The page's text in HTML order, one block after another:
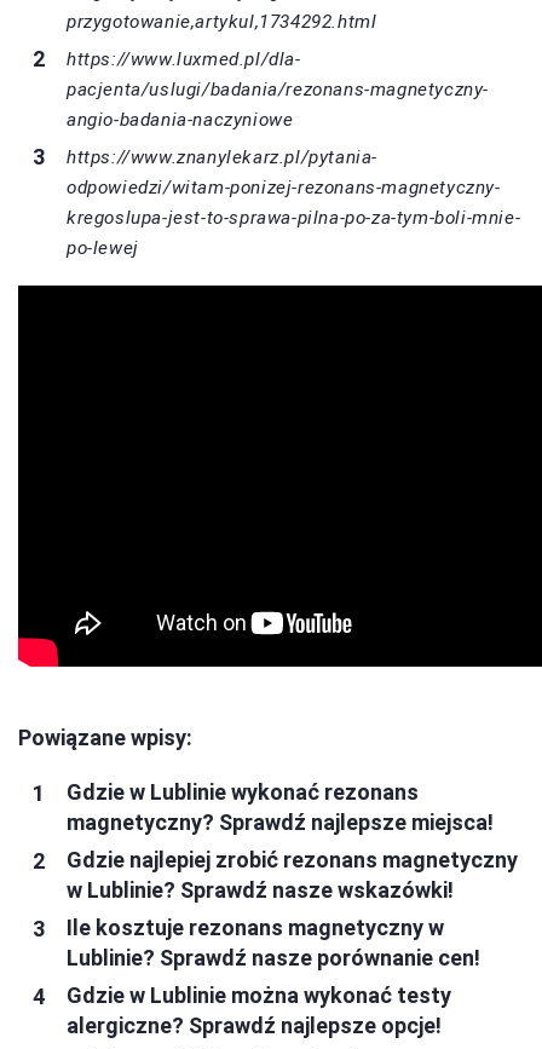
przygotowanie,artykul,1734292.html
https://www.luxmed.pl/dla-
pacjenta/uslugi/badania/rezonans-magnetyczny-
angio-badania-naczyniowe
https://www.znanylekarz.pl/pytania-
odpowiedzi/witam-ponizej-rezonans-magnetyczny-
kregoslupa-jest-to-sprawa-pilna-po-za-tym-boli-mnie-
po-lewej
Powiązane wpisy:
Gdzie w Lublinie wykonać rezonans
magnetyczny? Sprawdź najlepsze miejsca!
Gdzie najlepiej zrobić rezonans magnetyczny
w Lublinie? Sprawdź nasze wskazówki!
Ile kosztuje rezonans magnetyczny w
Lublinie? Sprawdź nasze porównanie cen!
Gdzie w Lublinie można wykonać testy
alergiczne? Sprawdź najlepsze opcje!